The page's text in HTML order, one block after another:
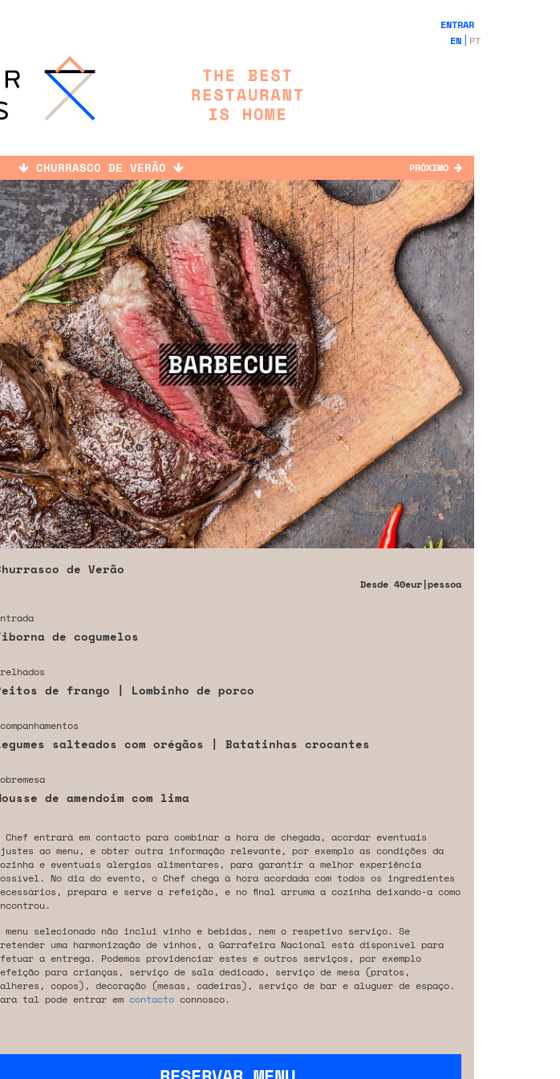
ENTRAR
EN
PT
CHURRASCO DE VERÃO PRÓXIMO
de Verão
Desde 40eur|pessoa
de cogumelos
de frango | Lombinho de porco
salteados com orégãos | Batatinhas crocantes
de amendoim com lima
Chef entrará em contacto para combinar a hora de chegada, acordar eventuais
ao menu, e obter outra informação relevante, por exemplo as condições da
e eventuais alergias alimentares, para garantir a melhor experiência
No dia do evento, o Chef chega à hora acordada com todos os ingredientes
prepara e serve a refeição, e no final arruma a cozinha deixando-a como
menu selecionado não inclui vinho e bebidas, nem o respetivo serviço. Se
uma harmonização de vinhos, a Garrafeira Nacional está disponível para
a entrega. Podemos providenciar estes e outros serviços, por exemplo
para crianças, serviço de sala dedicado, serviço de mesa (pratos,
copos), decoração (mesas, cadeiras), serviço de bar e aluguer de espaço.
tal pode entrar em contactoconnosco.